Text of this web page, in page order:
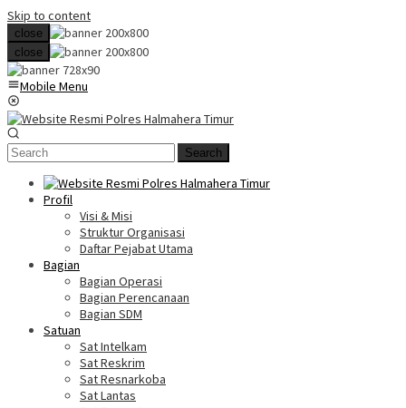
Skip to content
close
close
Mobile Menu
Search
Profil
Visi & Misi
Struktur Organisasi
Daftar Pejabat Utama
Bagian
Bagian Operasi
Bagian Perencanaan
Bagian SDM
Satuan
Sat Intelkam
Sat Reskrim
Sat Resnarkoba
Sat Lantas